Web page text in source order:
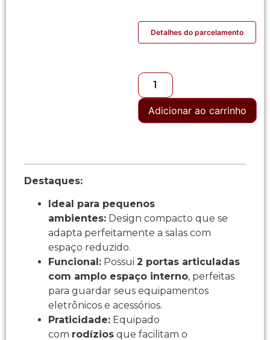
Detalhes do parcelamento
Adicionar ao carrinho
Destaques:
Ideal para pequenos
ambientes: Design compacto que se
adapta perfeitamente a salas com
espaço reduzido.
Funcional: Possui 2 portas articuladas
com amplo espaço interno, perfeitas
para guardar seus equipamentos
eletrônicos e acessórios.
Praticidade: Equipado
com rodízios que facilitam o